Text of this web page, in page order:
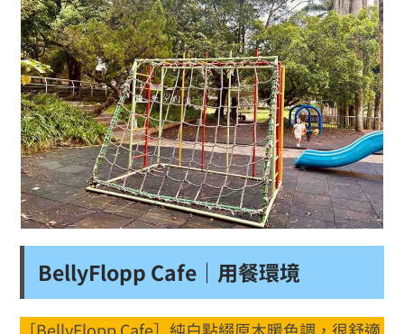
BellyFlopp Cafe｜用餐環境
［BellyFlopp Cafe］純白點綴原木暖色調，很舒適